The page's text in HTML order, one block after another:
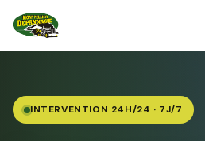
INTERVENTION 24H/24 · 7J/7